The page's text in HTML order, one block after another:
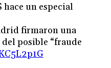
hace un especial
firmaron una
posible “fraude